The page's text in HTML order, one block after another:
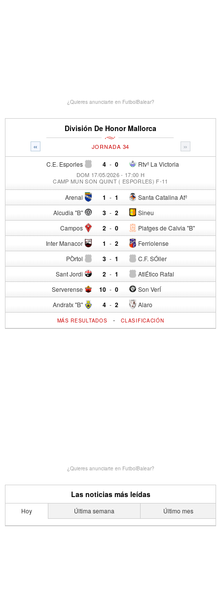
¿Quieres anunciarte en FutbolBalear?
División De Honor Mallorca
« »
JORNADA 34
C.E. Esporles 4 - Rtvº La Victoria
0
DOM 17/05/2026 - 17:00 H
CAMP MUN SON QUINT ( ESPORLES) F-11
Arenal 1 - Santa Catalina Atº
1
Alcudia "B" 3 - Sineu
2
Campos 2 - Platges de Calvia "B"
0
Inter Manacor 1 - Ferriolense
2
PÒrtol 3 - C.F. SÓller
1
Sant Jordi 2 - AtlÉtico Rafal
1
Serverense 10 - Son VerÍ
0
Andratx "B" 4 - Alaro
2
MÁS RESULTADOS -CLASIFICACIÓN
¿Quieres anunciarte en FutbolBalear?
Las noticias más leídas
Hoy Última semana Último mes